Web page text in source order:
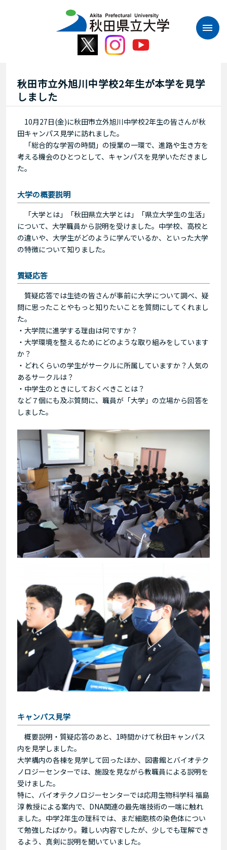
秋田市立外旭川中学校2年生が本学を見学
しました
10月27日(金)に秋田市立外旭川中学校2年生の皆さんが秋
田キャンパス見学に訪れました。
「総合的な学習の時間」の授業の一環で、進路や生き方を
考える機会のひとつとして、キャンパスを見学いただきまし
た。
大学の概要説明
「大学とは」「秋田県立大学とは」「県立大学生の生活」
について、大学職員から説明を受けました。中学校、高校と
の違いや、大学生がどのように学んでいるか、といった大学
の特徴について知りました。
質疑応答
質疑応答では生徒の皆さんが事前に大学について調べ、疑
問に思ったことやもっと知りたいことを質問にしてくれまし
た。
・大学院に進学する理由は何ですか？
・大学環境を整えるためにどのような取り組みをしています
か？
・どれくらいの学生がサークルに所属していますか？人気の
あるサークルは？
・中学生のときにしておくべきことは？
など７個にも及ぶ質問に、職員が「大学」の立場から回答を
しました。
キャンパス見学
概要説明・質疑応答のあと、1時間かけて秋田キャンパス
内を見学しました。
大学構内の各棟を見学して回ったほか、図書館とバイオテク
ノロジーセンターでは、施設を見ながら教職員による説明を
受けました。
特に、バイオテクノロジーセンターでは応用生物科学科 福島
淳 教授による案内で、DNA関連の最先端技術の一端に触れ
ました。中学2年生の理科では、まだ細胞核の染色体につい
て勉強したばかり。難しい内容でしたが、少しでも理解でき
るよう、真剣に説明を聞いていました。